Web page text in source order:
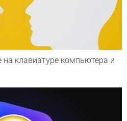
на клавиатуре компьютера и